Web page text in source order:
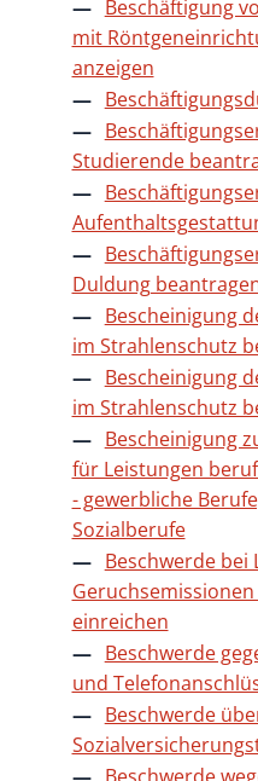
Beschäftigung
mit
anzeigen
Studierende
Duldung
Bescheinigung
im Strahlenschutz
Bescheinigung
im Strahlenschutz
Bescheinigung
für Leistungen
- gewerbliche
Sozialberufe
Beschwerde bei
einreichen
Beschwerde
und
Beschwerde